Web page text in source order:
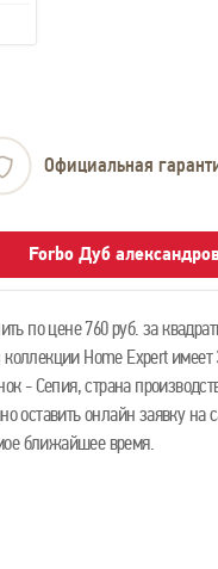
Официальная
Forbo Дуб
по цене 760 руб. за
Home Expert имеет
- Сепия, страна
оставить онлайн заявку на
ближайшее время.